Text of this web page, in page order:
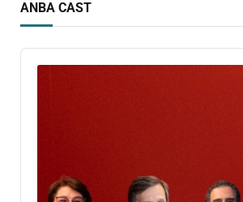
ANBA CAST
Audio
Player